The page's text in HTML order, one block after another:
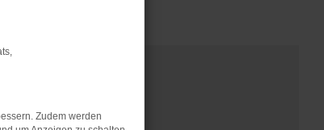
Zudem werden